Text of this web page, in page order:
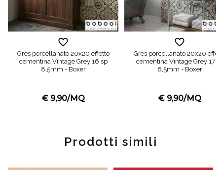
Gres porcellanato 20x20 effetto
cementina Vintage Grey 16 sp
8,5mm - Boxer
€ 9,90/MQ
Gres porcellanato 20x20
cementina Vintage Grey 17
8,5mm - Boxer
€ 9,90/MQ
Prodotti simili